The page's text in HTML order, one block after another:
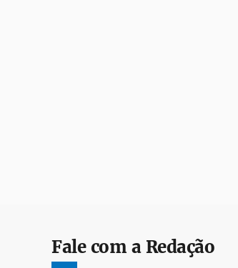
Fale com a Redação